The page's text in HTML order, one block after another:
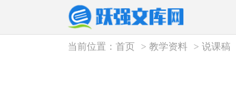
当前位置： 首页 > 教学资料 > 说课稿